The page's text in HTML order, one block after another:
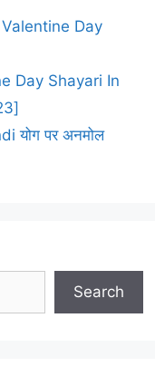
Day
Day Shayari In
योग पर अनमोल
Search